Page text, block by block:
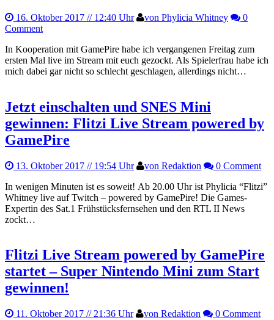
16. Oktober 2017 // 12:40 Uhr von Phylicia Whitney
0
Comment
In Kooperation mit GamePire habe ich vergangenen Freitag zum
ersten Mal live im Stream mit euch gezockt. Als Spielerfrau habe ich
mich dabei gar nicht so schlecht geschlagen, allerdings nicht…
Jetzt einschalten und SNES Mini
gewinnen: Flitzi Live Stream powered by
GamePire
13. Oktober 2017 // 19:54 Uhr von Redaktion
0 Comment
In wenigen Minuten ist es soweit! Ab 20.00 Uhr ist Phylicia “Flitzi”
Whitney live auf Twitch – powered by GamePire! Die Games-
Expertin des Sat.1 Frühstücksfernsehen und den RTL II News
zockt…
Flitzi Live Stream powered by GamePire
startet – Super Nintendo Mini zum Start
gewinnen!
11. Oktober 2017 // 21:36 Uhr von Redaktion
0 Comment